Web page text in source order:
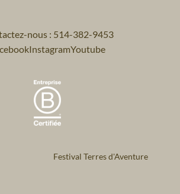
nous : 514-382-9453
InstagramYoutube
Festival Terres d'Aventure